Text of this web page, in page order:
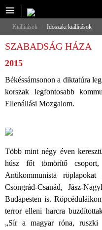
≡
Kiállítások Időszaki kiállítások
SZABADSÁG HÁZA
2015
Békéssámsonon a diktatúra
korszak legfontosabb
Ellenállási Mozgalom.
Több mint négy éven
húsz főt tömörítő
Antikommunista
Csongrád-Csanád, Jász-
Budapesten is.
terror elleni harcra
„Sír a magyar róna, ruszki